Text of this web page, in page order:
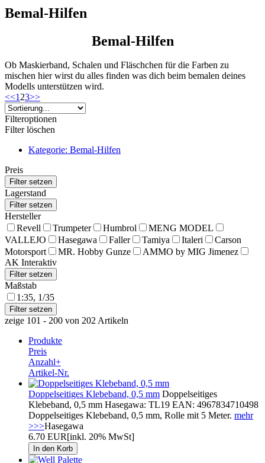
Bemal-Hilfen
Bemal-Hilfen
Ob Maskierband, Schalen und Fläschchen für die Farben zu
mischen hier wirst du alles finden was dich beim bemalen deines
Modells unterstützen wird.
<<1 23>>
Filteroptionen
Filter löschen
Kategorie: Bemal-Hilfen
Preis
Lagerstand
Hersteller
Revell
Trumpeter Humbrol
MENG MODEL
VALLEJO
Hasegawa Faller Tamiya Italeri
Carson
Motorsport
MR. Hobby Gunze
AMMO by MIG Jimenez
AK Interaktiv
Maßstab
1:35, 1/35
zeige 101 - 200 von 202 Artikeln
Produkte
Preis
Anzahl+
Artikel-Nr.
Doppelseitiges Klebeband, 0,5 mm Doppelseitiges
Klebeband, 0,5 mm Hasegawa: TL19 EAN: 4967834710498
Doppelseitiges Klebeband, 0,5 mm, Rolle mit 5 Meter. mehr
>>>Hasegawa
6.70 EUR[inkl. 20% MwSt]